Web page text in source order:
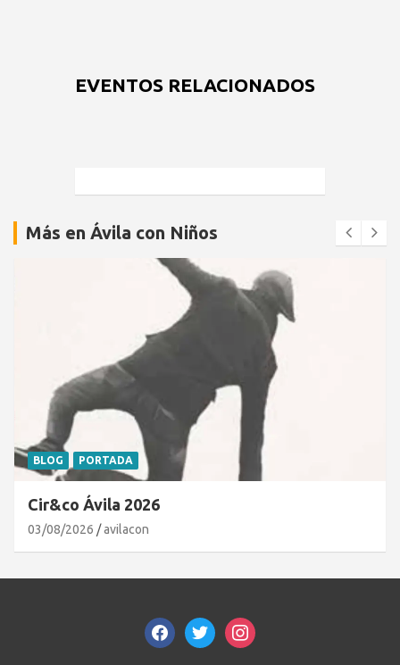
EVENTOS RELACIONADOS
Más en Ávila con Niños
BLOG PORTADA
Cir&co Ávila 2026
03/08/2026 avilacon
facebooktwitterinstagram